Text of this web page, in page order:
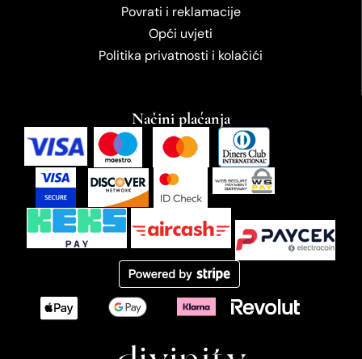
Povrati i reklamacije
Opći uvjeti
Politika privatnosti i kolačići
Načini plaćanja